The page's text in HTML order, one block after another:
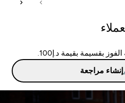
بقسيمة بقيمة د.إ100.
إنشاء مراجعة